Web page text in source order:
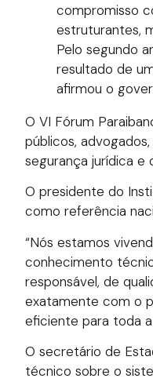
compromisso
estruturantes,
Pelo segundo
resultado de
afirmou o
O VI Fórum
públicos,
segurança jurídica e
O presidente do
como referência
“Nós estamos
conhecimento
responsável, de
exatamente com o
eficiente para toda a
O secretário de
técnico sobre o